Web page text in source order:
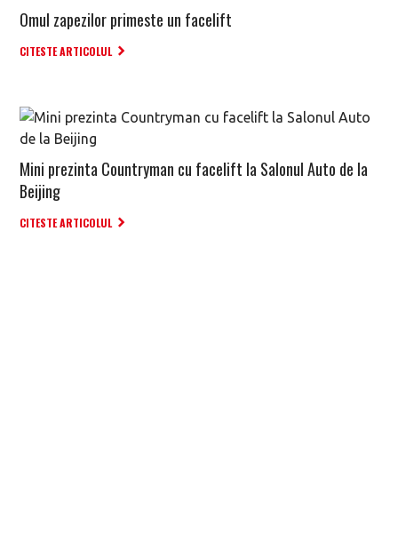
Omul zapezilor primeste un facelift
CITESTE ARTICOLUL
Mini prezinta Countryman cu facelift la Salonul Auto de la
Beijing
CITESTE ARTICOLUL